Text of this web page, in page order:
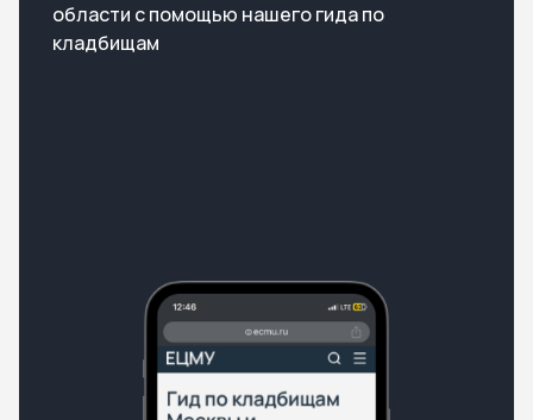
области с помощью нашего гида по
кладбищам